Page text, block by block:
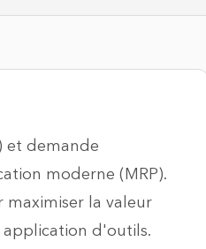
et demande
moderne (MRP).
maximiser la valeur
d'outils.